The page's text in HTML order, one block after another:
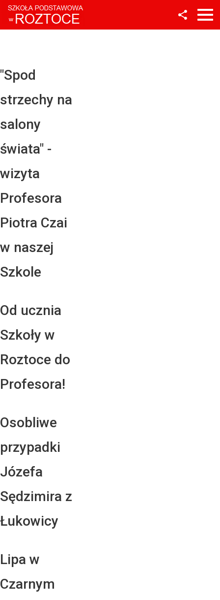
"Spod
strzechy na
salony
świata" -
wizyta
Profesora
Piotra Czai
w naszej
Szkole
Od ucznia
Szkoły w
Roztoce do
Profesora!
Osobliwe
przypadki
Józefa
Sędzimira z
Łukowicy
Lipa w
Czarnym